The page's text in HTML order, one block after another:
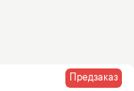
Предзаказ